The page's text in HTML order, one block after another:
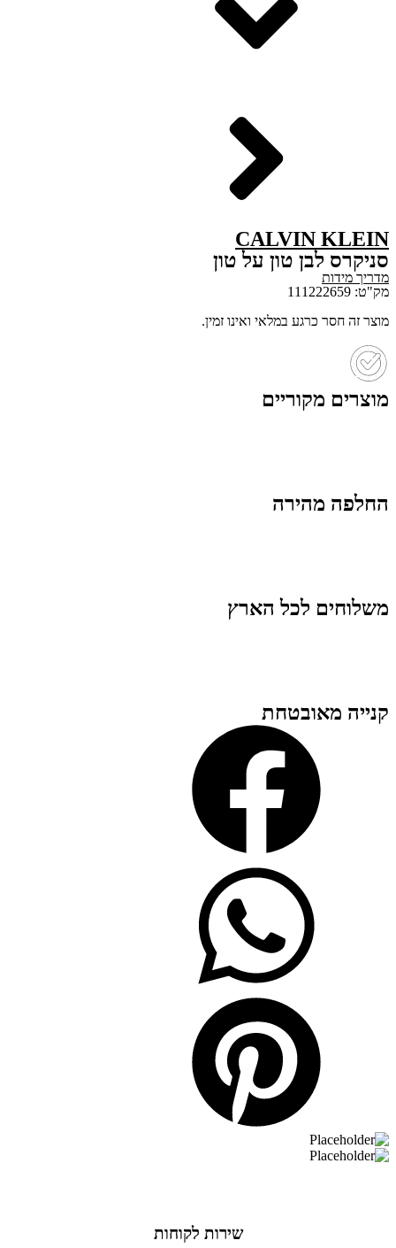
CALVIN KLEIN
סניקרס לבן טון על טון
מדריך מידות
מק"ט: 111222659
מוצר זה חסר כרגע במלאי ואינו זמין.
מוצרים מקוריים
החלפה מהירה
משלוחים לכל הארץ
קנייה מאובטחת
שירות לקוחות